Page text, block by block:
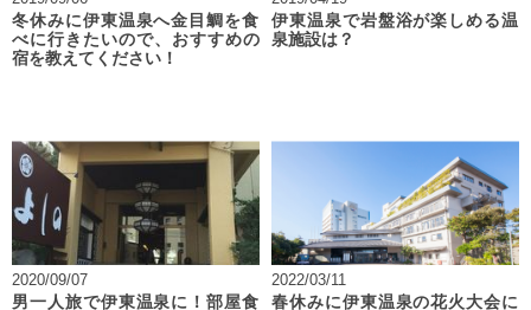
冬休みに伊東温泉へ金目鯛を食
べに行きたいので、おすすめの
宿を教えてください！
伊東温泉で岩盤浴が楽しめる温
泉施設は？
2020/09/07
男一人旅で伊東温泉に！部屋食
2022/03/11
春休みに伊東温泉の花火大会に